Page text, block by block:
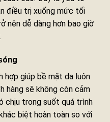
điều trị xuống mức tối
nên dễ dàng hơn bao giờ
hợp giúp bề mặt da luôn
hàng sẽ không còn cảm
chịu trong suốt quá trình
biệt hoàn toàn so với